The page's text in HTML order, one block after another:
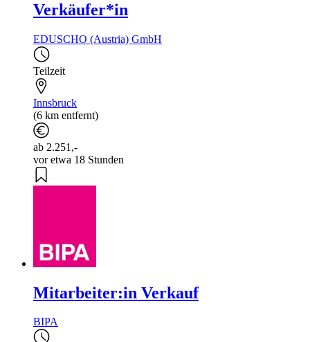
Verkäufer*in
EDUSCHO (Austria) GmbH
Teilzeit
Innsbruck
(6 km entfernt)
ab 2.251,-
vor etwa 18 Stunden
Mitarbeiter:in Verkauf
BIPA